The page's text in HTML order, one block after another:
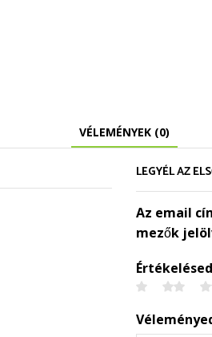
VÉLEMÉNYEK (0)
LEGYÉL AZ
Az email
mezők
Értékelésed